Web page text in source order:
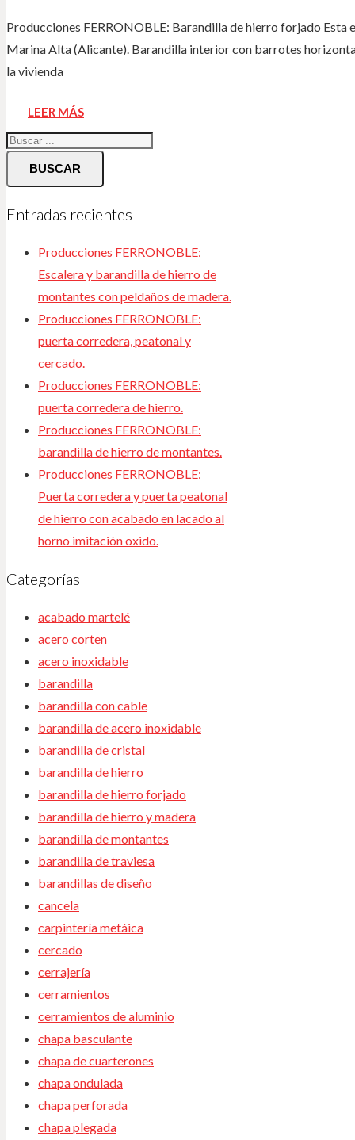
Producciones FERRONOBLE: Barandilla de hierro forjado Esta
Marina Alta (Alicante). Barandilla interior con barrotes
la vivienda
LEER MÁS
BUSCAR
Entradas recientes
Producciones FERRONOBLE:
Escalera y barandilla de hierro de
montantes con peldaños de madera.
Producciones FERRONOBLE:
puerta corredera, peatonal y
cercado.
Producciones FERRONOBLE:
puerta corredera de hierro.
Producciones FERRONOBLE:
barandilla de hierro de montantes.
Producciones FERRONOBLE:
Puerta corredera y puerta peatonal
de hierro con acabado en lacado al
horno imitación oxido.
Categorías
acabado martelé
acero corten
acero inoxidable
barandilla
barandilla con cable
barandilla de acero inoxidable
barandilla de cristal
barandilla de hierro
barandilla de hierro forjado
barandilla de hierro y madera
barandilla de montantes
barandilla de traviesa
barandillas de diseño
cancela
carpintería metáica
cercado
cerrajería
cerramientos
cerramientos de aluminio
chapa basculante
chapa de cuarterones
chapa ondulada
chapa perforada
chapa plegada